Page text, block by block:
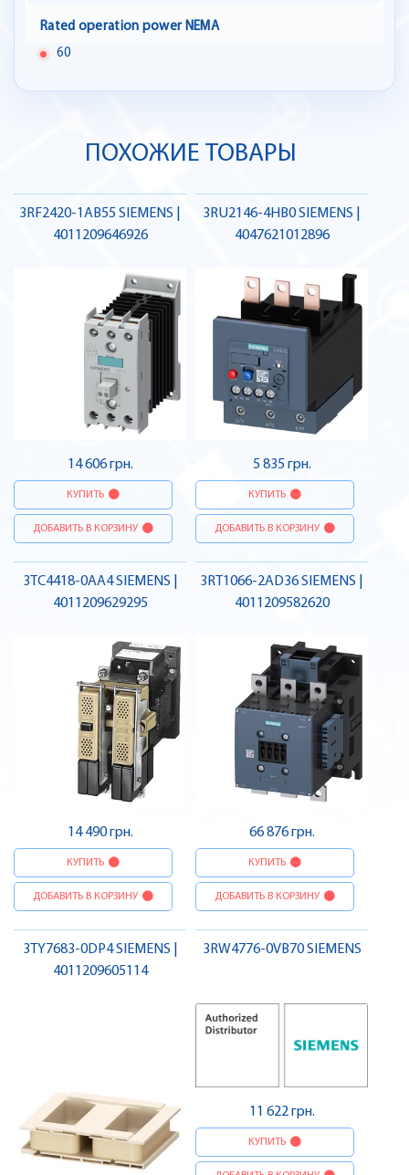
Rated operation power NEMA
60
ПОХОЖИЕ ТОВАРЫ
3RF2420-1AB55 SIEMENS |
4011209646926
14 606 грн.
КУПИТЬ
ДОБАВИТЬ В КОРЗИНУ
3RU2146-4HB0 SIEMENS |
4047621012896
5 835 грн.
КУПИТЬ
ДОБАВИТЬ В КОРЗИНУ
3TC4418-0AA4 SIEMENS |
4011209629295
14 490 грн.
КУПИТЬ
ДОБАВИТЬ В КОРЗИНУ
3RT1066-2AD36 SIEMENS |
4011209582620
66 876 грн.
КУПИТЬ
ДОБАВИТЬ В КОРЗИНУ
3TY7683-0DP4 SIEMENS |
4011209605114
3RW4776-0VB70 SIEMENS
11 622 грн.
КУПИТЬ